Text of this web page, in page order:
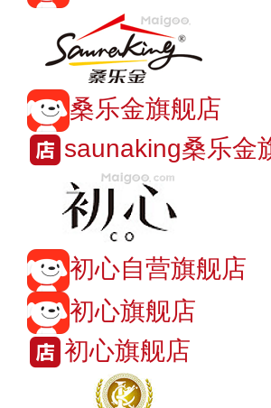
桑乐金旗舰店
saunaking桑乐金
初心自营旗舰店
初心旗舰店
初心旗舰店